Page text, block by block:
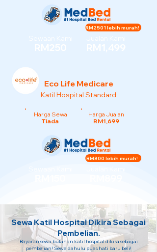
Sewaan Kami
RM250
Jualan Kami
RM1,499
RM2501 lebih murah!
Eco Life Medicare
Katil Hospital Standard
Harga Sewa
Tiada
Harga Jualan
RM1,699
RM800 lebih murah!
Sewa Katil Hospital Dikira Sebagai
Pembelian.
Bayaran sewa bulanan katil hospital dikira sebagai
pembelian! Sewa dahulu puas hati baru beli!